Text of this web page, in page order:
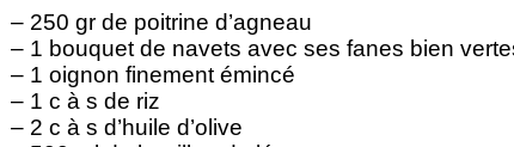
– 250 gr de poitrine d’agneau
– 1 bouquet de navets avec ses fanes bien
– 1 oignon finement émincé
– 1 c à s de riz
– 2 c à s d’huile d’olive